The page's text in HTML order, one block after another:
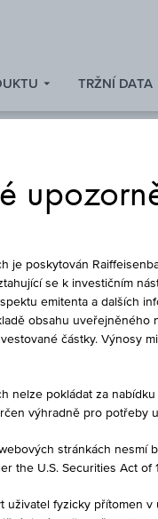
TRŽNÍ DATA
-
je poskytován
se k investičním
emitenta a dalších
obsahu
částky. Výnosy
nelze pokládat za
výhradně pro potřeby
stránkách nesmí
the U.S. Securities Act of
uživatel fyzicky přítomen